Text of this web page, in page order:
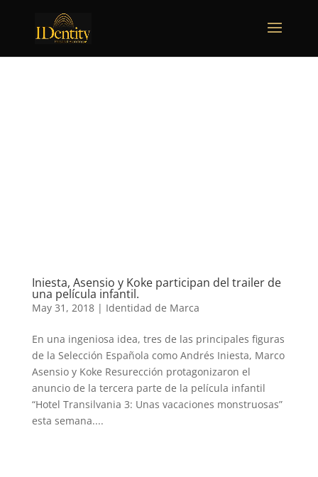
Iniesta, Asensio y Koke participan del trailer de
una película infantil.
May 31, 2018| Identidad de Marca
En una ingeniosa idea, tres de las principales figuras
de la Selección Española como Andrés Iniesta, Marco
Asensio y Koke Resurección protagonizaron el
anuncio de la tercera parte de la película infantil
“Hotel Transilvania 3: Unas vacaciones monstruosas”
esta semana....